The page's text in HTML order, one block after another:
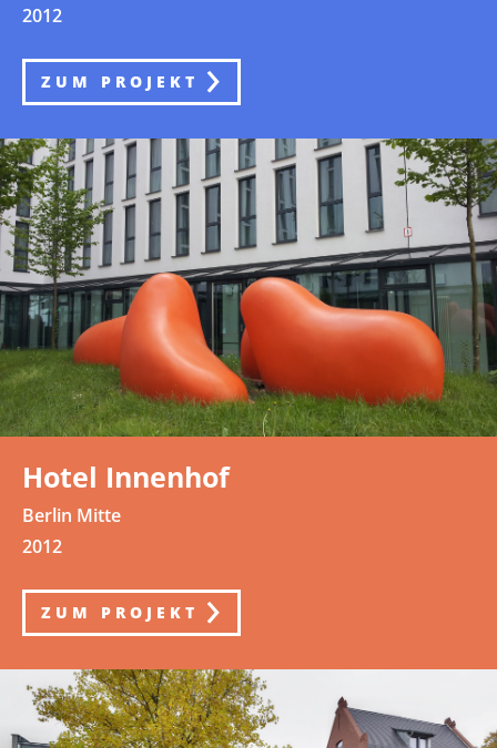
2012
ZUM PROJEKT
Hotel Innenhof
Berlin Mitte
2012
ZUM PROJEKT